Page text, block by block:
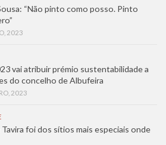
“Não pinto como posso. Pinto
2023
vai atribuir prémio sustentabilidade a
do concelho de Albufeira
2023
Tavira foi dos sítios mais especiais onde